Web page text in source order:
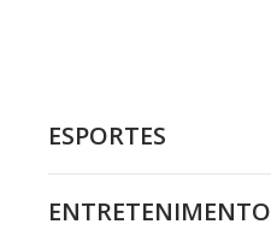
ESPORTES
ENTRETENIMENTO